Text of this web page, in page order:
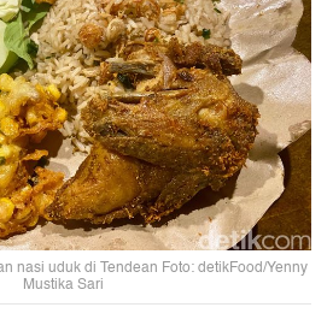
nasi uduk di Tendean Foto: detikFood/Yenny
Mustika Sari